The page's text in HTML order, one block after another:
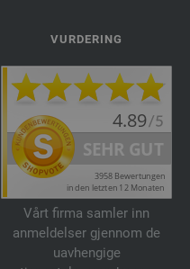
VURDERING
Vårt firma samler inn
anmeldelser gjennom de
uavhengige